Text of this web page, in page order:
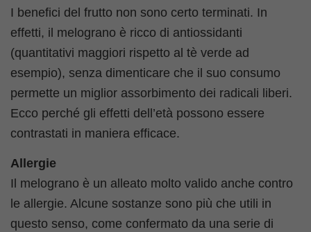
I benefici del frutto non sono certo terminati. In
effetti, il melograno è ricco di antiossidanti
(quantitativi maggiori rispetto al tè verde ad
esempio), senza dimenticare che il suo consumo
permette un miglior assorbimento dei radicali liberi.
Ecco perché gli effetti dell’età possono essere
contrastati in maniera efficace.
Allergie
Il melograno è un alleato molto valido anche contro
le allergie. Alcune sostanze sono più che utili in
questo senso, come confermato da una serie di